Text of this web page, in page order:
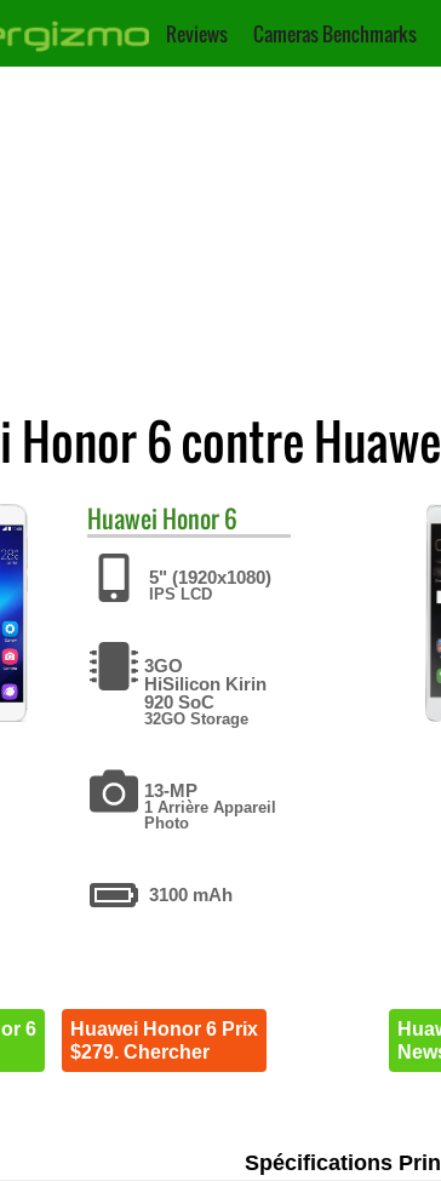
Reviews Cameras Benchmarks
Honor 6 contre
Huawei Honor 6
5" (1920x1080)
IPS LCD
3GO
HiSilicon Kirin
920 SoC
32GO Storage
13-MP
1 Arrière Appareil
Photo
3100 mAh
6
Huawei Honor 6 Prix
$279. Chercher
Spécifications